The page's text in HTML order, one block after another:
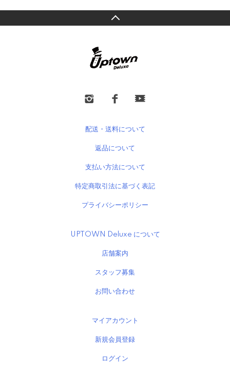
配送・送料について
返品について
支払い方法について
特定商取引法に基づく表記
プライバシーポリシー
UPTOWN Deluxe について
店舗案内
スタッフ募集
お問い合わせ
マイアカウント
新規会員登録
ログイン